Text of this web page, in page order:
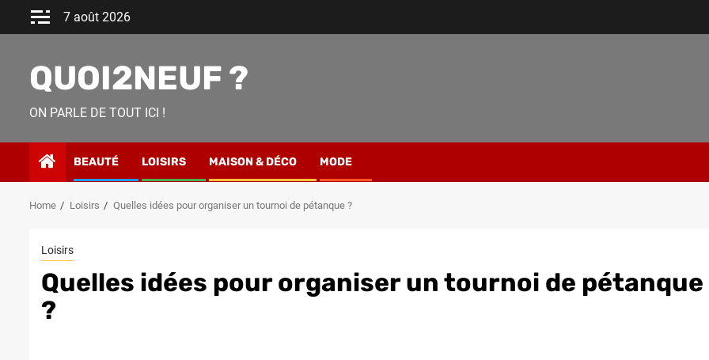
7 août 2026
QUOI2NEUF ?
ON PARLE DE TOUT ICI !
BEAUTÉ LOISIRS MAISON & DÉCO MODE
Home Loisirs Quelles idées pour organiser un tournoi de pétanque ?
Loisirs
Quelles idées pour organiser un tournoi de pétanque
?